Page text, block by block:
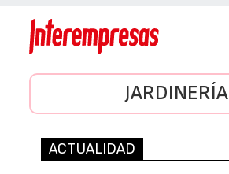
JARDINERÍA
ACTUALIDAD